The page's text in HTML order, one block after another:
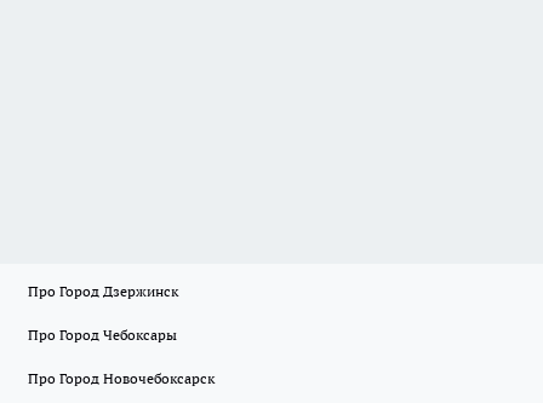
Про Город Дзержинск
Про Город Чебоксары
Про Город Новочебоксарск